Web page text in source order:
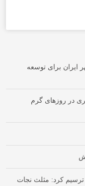
ایران برای توسعه
در روزهای گرم
ترسیم کرد: مثلث نجات